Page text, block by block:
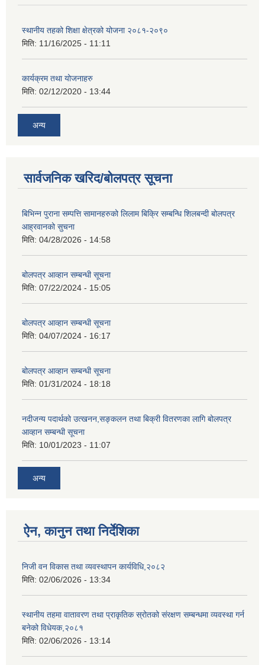
स्थानीय तहको शिक्षा क्षेत्रको योजना २०८१-२०९०
मिति: 11/16/2025 - 11:11
कार्यक्रम तथा योजनाहरु
मिति: 02/12/2020 - 13:44
अन्य
सार्वजनिक खरिद/बोलपत्र सूचना
बिभिन्न पुराना सम्पत्ति सामानहरुको लिलाम बिक्रि सम्बन्धि शिलबन्दी बोलपत्र
आह्रवानको सुचना
मिति: 04/28/2026 - 14:58
बोलपत्र आव्हान सम्बन्धी सूचना
मिति: 07/22/2024 - 15:05
बोलपत्र आव्हान सम्बन्धी सूचना
मिति: 04/07/2024 - 16:17
बोलपत्र आव्हान सम्बन्धी सूचना
मिति: 01/31/2024 - 18:18
नदीजन्य पदार्थको उत्खनन,सङ्कलन तथा बिक्री वितरणका लागि बोलपत्र
आव्हान सम्बन्धी सूचना
मिति: 10/01/2023 - 11:07
अन्य
ऐन, कानुन तथा निर्देशिका
निजी वन विकास तथा व्यवस्थापन कार्यविधि,२०८२
मिति: 02/06/2026 - 13:34
स्थानीय तहमा वातावरण तथा प्राकृतिक स्रोतको संरक्षण सम्बन्धमा व्यवस्था गर्न
बनेको विधेयक,२०८१
मिति: 02/06/2026 - 13:14